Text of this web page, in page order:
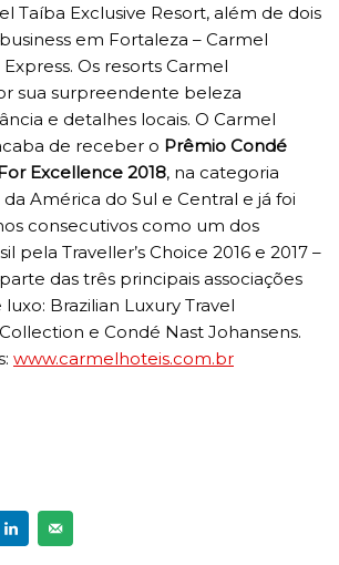
Taíba Exclusive Resort, além de dois
em Fortaleza – Carmel
Os resorts Carmel
sua surpreendente beleza
e detalhes locais. O Carmel
de receber o Prêmio Condé
Excellence 2018, na categoria
da América do Sul e Central e já foi
consecutivos como um dos
pela Traveller’s Choice 2016 e 2017 –
das três principais associações
Brazilian Luxury Travel
e Condé Nast Johansens.
www.carmelhoteis.com.br